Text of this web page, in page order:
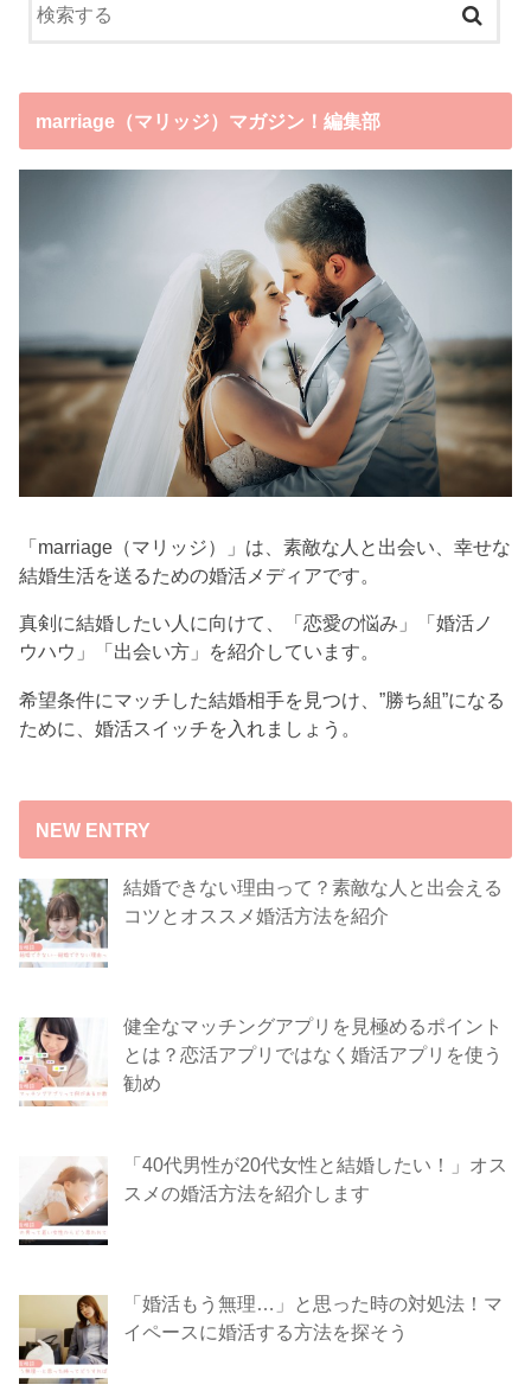
marriage（マリッジ）マガジン！編集部
「marriage（マリッジ）」は、素敵な人と出会い、幸せな
結婚生活を送るための婚活メディアです。
真剣に結婚したい人に向けて、「恋愛の悩み」「婚活ノ
ウハウ」「出会い方」を紹介しています。
希望条件にマッチした結婚相手を見つけ、”勝ち組”になる
ために、婚活スイッチを入れましょう。
NEW ENTRY
結婚できない理由って？素敵な人と出会える
コツとオススメ婚活方法を紹介
健全なマッチングアプリを見極めるポイント
とは？恋活アプリではなく婚活アプリを使う
勧め
「40代男性が20代女性と結婚したい！」オス
スメの婚活方法を紹介します
「婚活もう無理…」と思った時の対処法！マ
イペースに婚活する方法を探そう